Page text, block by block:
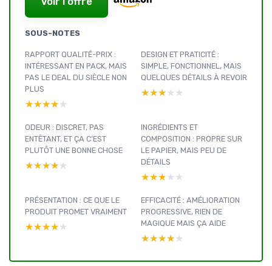
SOUS-NOTES
RAPPORT QUALITÉ-PRIX :
INTÉRESSANT EN PACK, MAIS
PAS LE DEAL DU SIÈCLE NON
PLUS
★★★★★
★★★★★
DESIGN ET PRATICITÉ :
SIMPLE, FONCTIONNEL, MAIS
QUELQUES DÉTAILS À REVOIR
★★★★★
★★★★★
ODEUR : DISCRET, PAS
ENTÊTANT, ET ÇA C’EST
PLUTÔT UNE BONNE CHOSE
★★★★★
★★★★★
INGRÉDIENTS ET
COMPOSITION : PROPRE SUR
LE PAPIER, MAIS PEU DE
DÉTAILS
★★★★★
★★★★★
PRÉSENTATION : CE QUE LE
PRODUIT PROMET VRAIMENT
★★★★★
★★★★★
EFFICACITÉ : AMÉLIORATION
PROGRESSIVE, RIEN DE
MAGIQUE MAIS ÇA AIDE
★★★★★
★★★★★